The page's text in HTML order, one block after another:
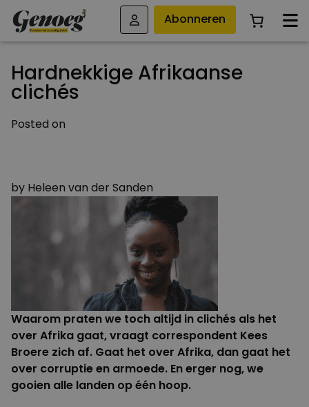
Abonneren
Hardnekkige Afrikaanse
clichés
Posted on
by Heleen van der Sanden
Waarom praten we toch altijd in clichés als het
over Afrika gaat, vraagt correspondent Kees
Broere zich af. Gaat het over Afrika, dan gaat het
over corruptie en armoede. En erger nog, we
gooien alle landen op één hoop.